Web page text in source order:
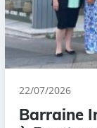
22/07/2026
Barraine